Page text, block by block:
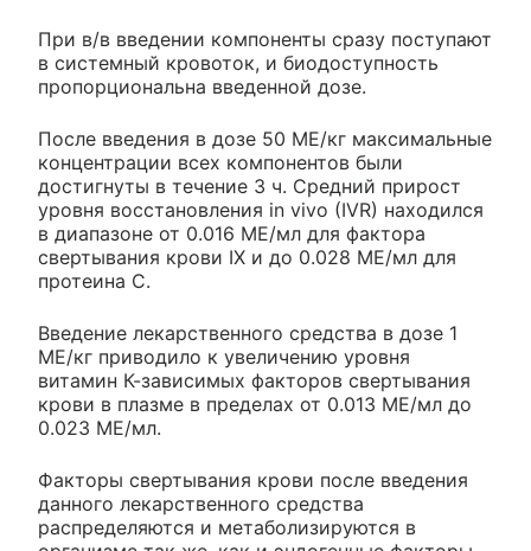
При в/в введении компоненты сразу поступают
в системный кровоток, и биодоступность
пропорциональна введенной дозе.
После введения в дозе 50 МЕ/кг максимальные
концентрации всех компонентов были
достигнуты в течение 3 ч. Средний прирост
уровня восстановления in vivo (IVR) находился
в диапазоне от 0.016 МЕ/мл для фактора
свертывания крови IX и до 0.028 МЕ/мл для
протеина С.
Введение лекарственного средства в дозе 1
МЕ/кг приводило к увеличению уровня
витамин К-зависимых факторов свертывания
крови в плазме в пределах от 0.013 МЕ/мл до
0.023 МЕ/мл.
Факторы свертывания крови после введения
данного лекарственного средства
распределяются и метаболизируются в